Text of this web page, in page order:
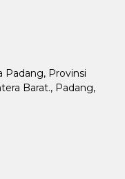
Padang, Provinsi
Barat., Padang,